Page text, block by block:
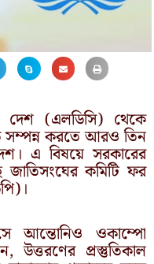
দেশ (এলডিসি) থেকে
সম্পন্ন করতে আরও তিন
এ বিষয়ে সরকারের
জাতিসংঘের কমিটি ফর
আন্তোনিও ওকাম্পো
উত্তরণের প্রস্তুতিকাল